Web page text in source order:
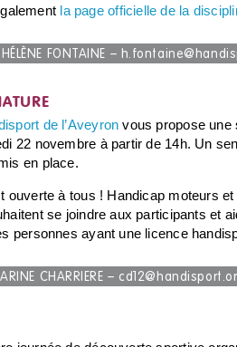
la page officielle de la
FONTAINE –
de l’Aveyron vous propose une
22 novembre à partir de 14h. Un
en place.
ouverte à tous ! Handicap moteurs
se joindre aux participants et
personnes ayant une licence
CHARRIERE –